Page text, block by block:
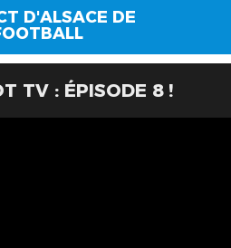
D'ALSACE DE
TV : ÉPISODE 8 !